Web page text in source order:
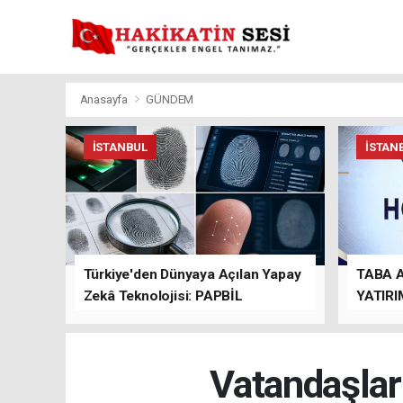
Anasayfa GÜNDEM
İSTANBUL
Türkiye'den Dünyaya Açılan Yapay
Zekâ Teknolojisi: PAPBİL
TABA